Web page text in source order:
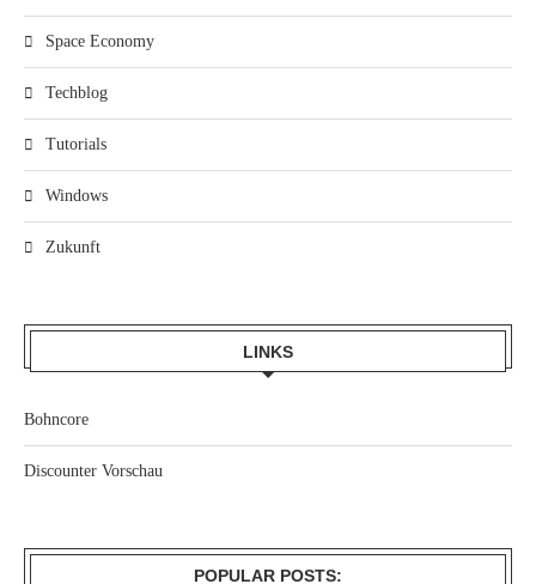
Space Economy
Techblog
Tutorials
Windows
Zukunft
LINKS
Bohncore
Discounter Vorschau
POPULAR POSTS: